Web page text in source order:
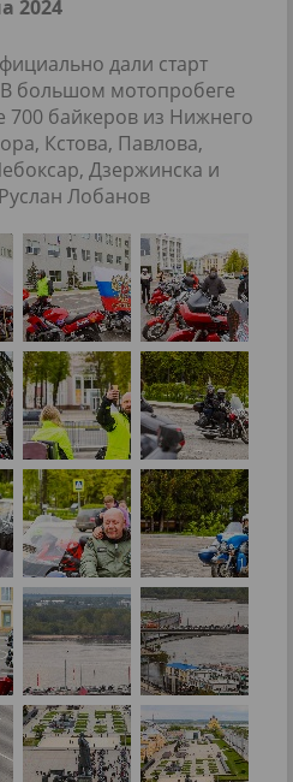
2024
дали старт
В большом мотопробеге
700 байкеров из Нижнего
Кстова, Павлова,
Дзержинска и
Лобанов